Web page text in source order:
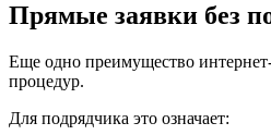
Прямые заявки без
Еще одно преимущество
процедур.
Для подрядчика это означает: